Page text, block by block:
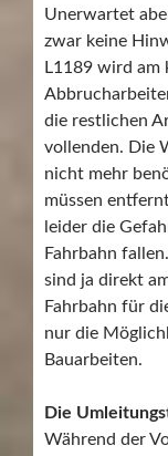
Unerwartet
zwar keine
L1189 wird am
die restlichen
vollenden. Die
nicht mehr
müssen
leider die
Fahrbahn
sind ja direkt
Fahrbahn für
nur die
Bauarbeiten.
Die
Während der